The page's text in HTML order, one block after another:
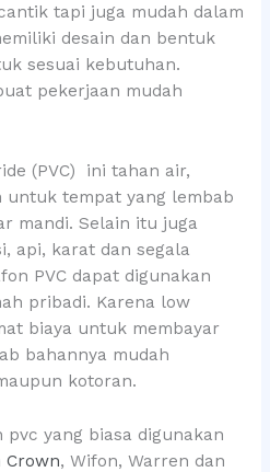
tapi juga mudah dalam
desain dan bentuk
sesuai kebutuhan.
pekerjaan mudah
(PVC) ini tahan air,
untuk tempat yang lembab
mandi. Selain itu juga
api, karat dan segala
PVC dapat digunakan
pribadi. Karena low
biaya untuk membayar
bahannya mudah
kotoran.
yang biasa digunakan
Crown, Wifon, Warren dan